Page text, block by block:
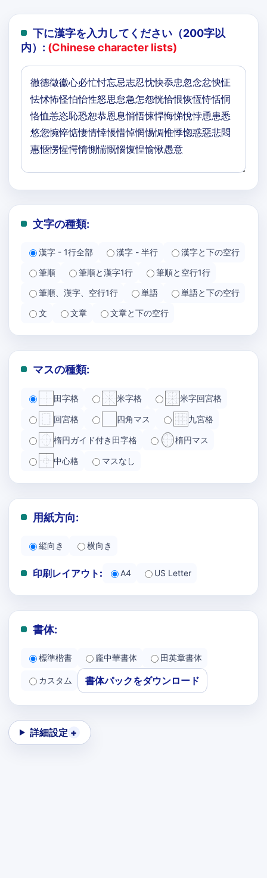
下に漢字を入力してください（200字以
内）: (Chinese character lists)
文字の種類:
漢字 - 1行全部 漢字 - 半行
漢字と下の空行
筆順
筆順と漢字1行
筆順と空行1行
筆順、漢字、空行1行
単語
単語と下の空行
文
文章 文章と下の空行
マスの種類:
田字格 米字格 米字回宮格
回宮格 四角マス 九宮格
楕円ガイド付き田字格 楕円マス
中心格 マスなし
用紙方向:
縦向き 横向き
印刷レイアウト: A4 US Letter
書体:
標準楷書 龐中華書体 田英章書体
カスタム 書体パックをダウンロード
詳細設定